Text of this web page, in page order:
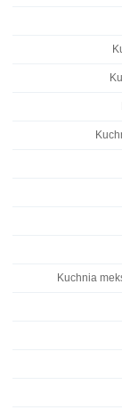
Kuchnia